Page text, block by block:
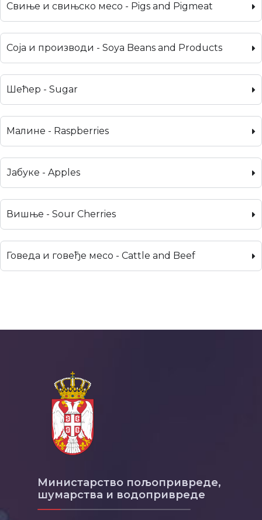
Свиње и свињско месо - Pigs and Pigmeat
Соја и производи - Soya Beans and Products
Шећер - Sugar
Малине - Raspberries
Јабуке - Apples
Вишње - Sour Cherries
Говеда и говеђе месо - Cattle and Beef
Министарство пољопривреде,
шумарства и водопривреде